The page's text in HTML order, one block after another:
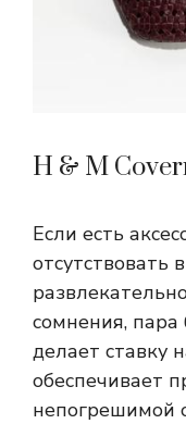
H & M
Если есть
отсутствовать
сомнения,
делает ставку
обеспечивает
непогрешимой